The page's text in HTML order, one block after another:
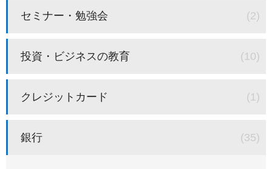
セミナー・勉強会 (2)
投資・ビジネスの教育 (10)
クレジットカード (1)
銀行 (35)